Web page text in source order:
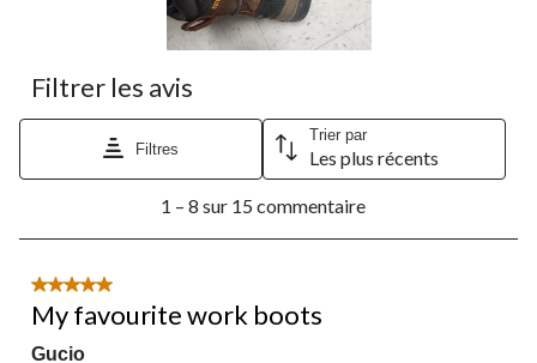
Filtrer les avis
Filtres
Trier par
Les plus récents
8
15
commentaire.
1 – 8 sur 15 commentaire
5 étoile(s) sur 5.
My favourite work boots
Gucio